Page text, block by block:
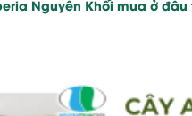
Nguyên Khối mua ở đâu